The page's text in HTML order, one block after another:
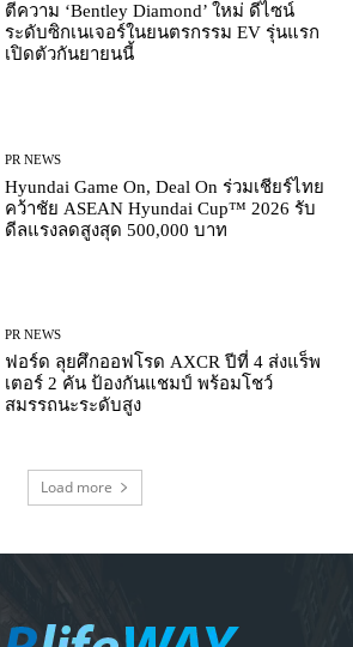
ตีความ ‘Bentley Diamond’ ใหม่ ดีไซน์
ระดับซิกเนเจอร์ในยนตรกรรม EV รุ่นแรก
เปิดตัวกันยายนนี้
PR NEWS
Hyundai Game On, Deal On ร่วมเชียร์ไทย
คว้าชัย ASEAN Hyundai Cup™ 2026 รับ
ดีลแรงลดสูงสุด 500,000 บาท
PR NEWS
ฟอร์ด ลุยศึกออฟโรด AXCR ปีที่ 4 ส่งแร็พ
เตอร์ 2 คัน ป้องกันแชมป์ พร้อมโชว์
สมรรถนะระดับสูง
Load more